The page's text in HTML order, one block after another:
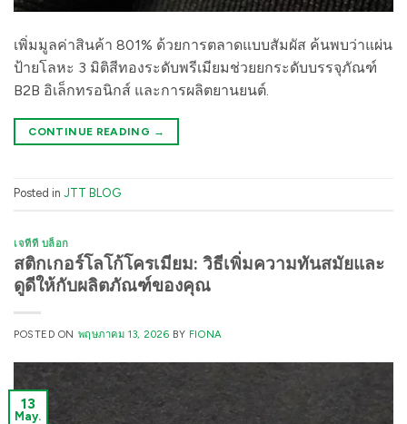
เพิ่มมูลค่าสินค้า 801% ด้วยการตลาดแบบสัมผัส ค้นพบว่าแผ่น
ป้ายโลหะ 3 มิติสีทองระดับพรีเมียมช่วยยกระดับบรรจุภัณฑ์
B2B อิเล็กทรอนิกส์ และการผลิตยานยนต์.
CONTINUE READING →
Posted in JTT BLOG
เจทีที บล็อก
สติกเกอร์โลโก้โครเมียม: วิธีเพิ่มความทันสมัยและ
ดูดีให้กับผลิตภัณฑ์ของคุณ
POSTED ON พฤษภาคม 13, 2026 BY FIONA
13
May.